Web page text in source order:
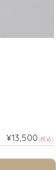
¥13,500(税込)